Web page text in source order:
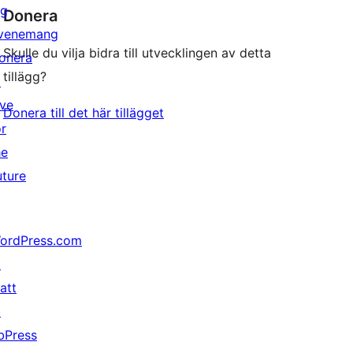
Donera
Skulle du vilja bidra till utvecklingen av detta
tillägg?
Donera till det här tillägget